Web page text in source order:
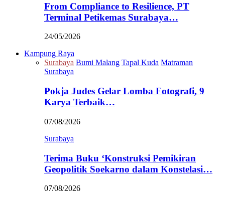
From Compliance to Resilience, PT
Terminal Petikemas Surabaya…
24/05/2026
Kampung Raya
Surabaya Bumi Malang Tapal Kuda Matraman
Surabaya
Pokja Judes Gelar Lomba Fotografi, 9
Karya Terbaik…
07/08/2026
Surabaya
Terima Buku ‘Konstruksi Pemikiran
Geopolitik Soekarno dalam Konstelasi…
07/08/2026